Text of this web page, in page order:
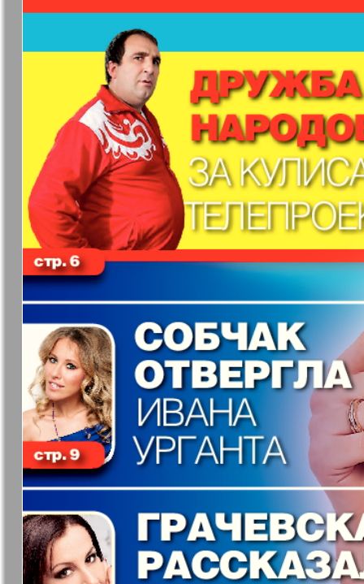
3
19
25
31
37
43
49
55
61
Партнер Партнер-
Телеграф
Архив необновляющихся на сайте изданий
7плюс7я Авангард
Антенна
факты
Бизнес парк Будь
Вечерняя газета
Вечное
Германия плюс Диалог